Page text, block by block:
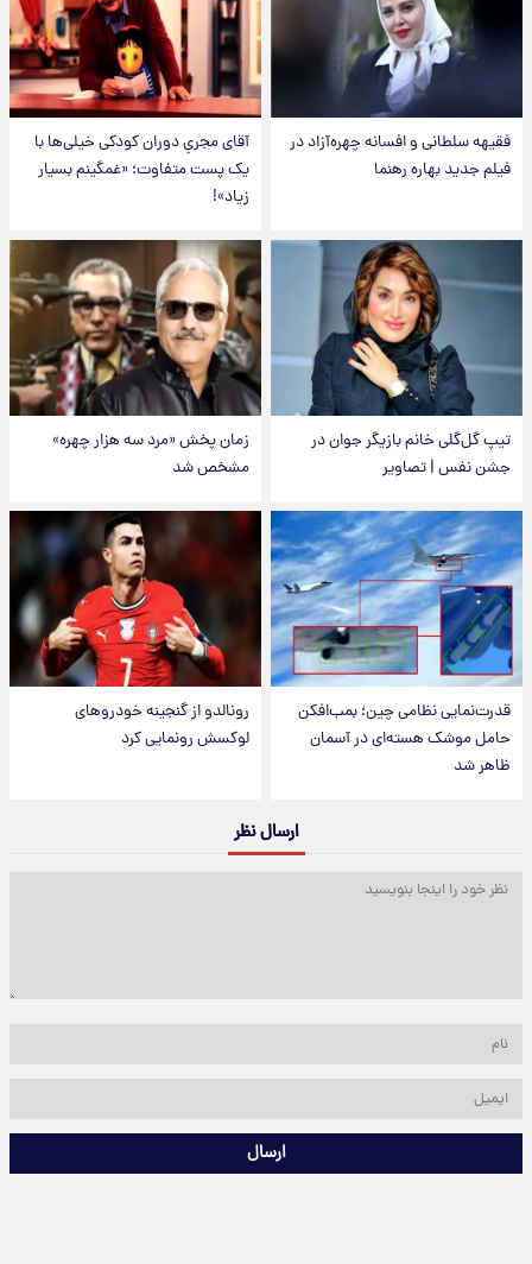
فقیهه سلطانی و افسانه چهره‌آزاد در
فیلم جدید بهاره رهنما
آقای مجریِ دوران کودکی خیلی‌ها با
یک پست متفاوت؛ «غمگینم بسیار
زیاد»!
تیپ گل‌گلی خانم بازیگر جوان در
جشن نفس | تصاویر
زمان پخش «مرد سه هزار چهره»
مشخص شد
قدرت‌نمایی نظامی چین؛ بمب‌افکن
حامل موشک هسته‌ای در آسمان
ظاهر شد
رونالدو از گنجینه خودروهای
لوکسش رونمایی کرد
ارسال نظر
ارسال